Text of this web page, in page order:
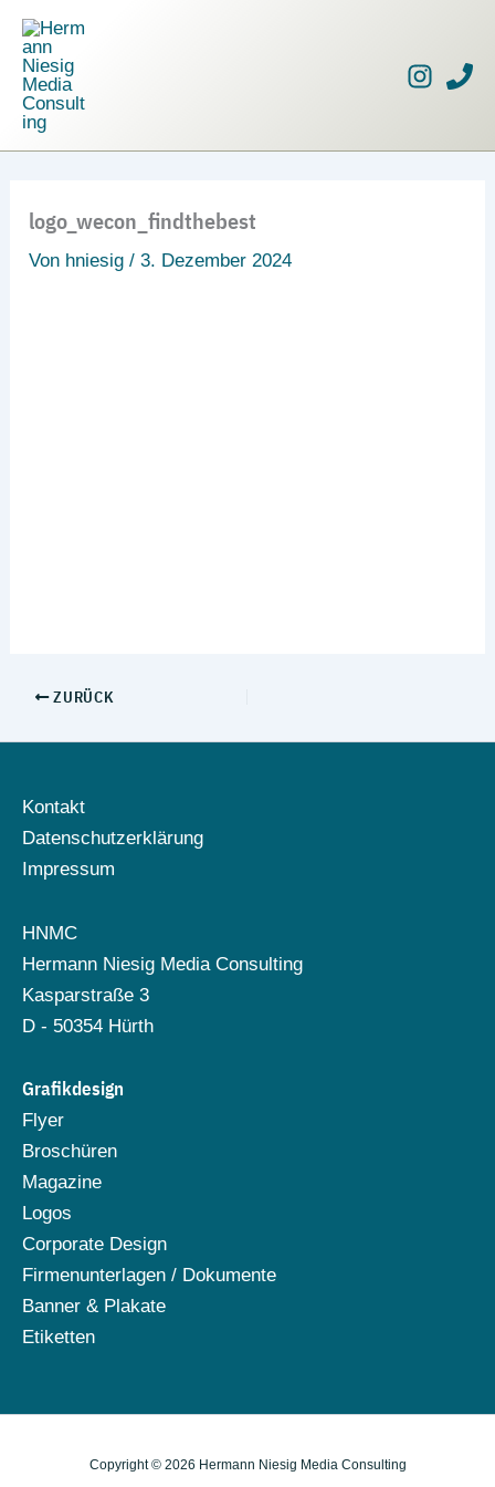
Zum
Inhalt
springen
logo_wecon_findthebest
Von hniesig/3. Dezember 2024
ZURÜCK
Kontakt
Datenschutzerklärung
Impressum
HNMC
Hermann Niesig Media Consulting
Kasparstraße 3
D - 50354 Hürth
Grafikdesign
Flyer
Broschüren
Magazine
Logos
Corporate Design
Firmenunterlagen / Dokumente
Banner & Plakate
Etiketten
Copyright © 2026 Hermann Niesig Media Consulting